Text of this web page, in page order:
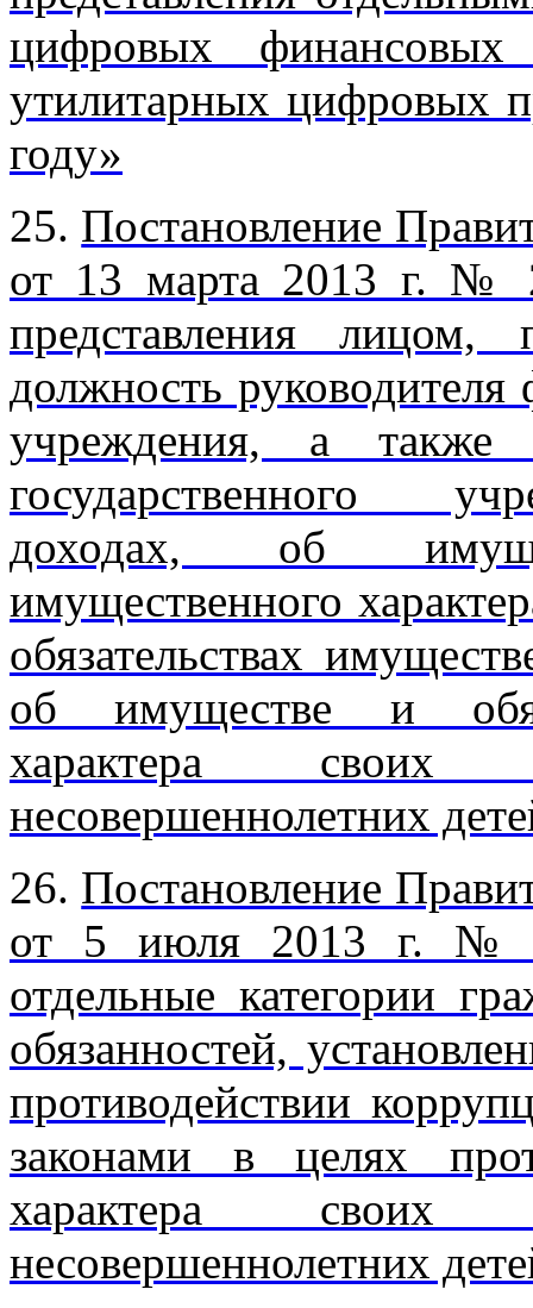
цифровых
утилитарных цифровых
году»
25. Постановление
от 13 марта 2013 г. №
представления
должность руководителя
учреждения, а также
государственного
доходах, об
имущественного
обязательствах
об имуществе и
характера
несовершеннолетних
26. Постановление
от 5 июля 2013 г. №
отдельные категории
обязанностей,
противодействии
законами в целях
характера
несовершеннолетних